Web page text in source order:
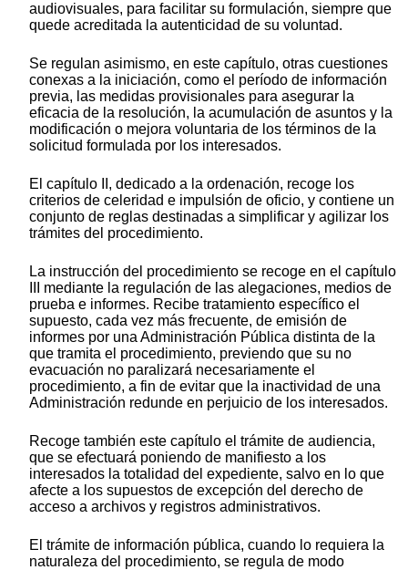
audiovisuales, para facilitar su formulación, siempre que
quede acreditada la autenticidad de su voluntad.
Se regulan asimismo, en este capítulo, otras cuestiones
conexas a la iniciación, como el período de información
previa, las medidas provisionales para asegurar la
eficacia de la resolución, la acumulación de asuntos y la
modificación o mejora voluntaria de los términos de la
solicitud formulada por los interesados.
El capítulo II, dedicado a la ordenación, recoge los
criterios de celeridad e impulsión de oficio, y contiene un
conjunto de reglas destinadas a simplificar y agilizar los
trámites del procedimiento.
La instrucción del procedimiento se recoge en el capítulo
III mediante la regulación de las alegaciones, medios de
prueba e informes. Recibe tratamiento específico el
supuesto, cada vez más frecuente, de emisión de
informes por una Administración Pública distinta de la
que tramita el procedimiento, previendo que su no
evacuación no paralizará necesariamente el
procedimiento, a fin de evitar que la inactividad de una
Administración redunde en perjuicio de los interesados.
Recoge también este capítulo el trámite de audiencia,
que se efectuará poniendo de manifiesto a los
interesados la totalidad del expediente, salvo en lo que
afecte a los supuestos de excepción del derecho de
acceso a archivos y registros administrativos.
El trámite de información pública, cuando lo requiera la
naturaleza del procedimiento, se regula de modo